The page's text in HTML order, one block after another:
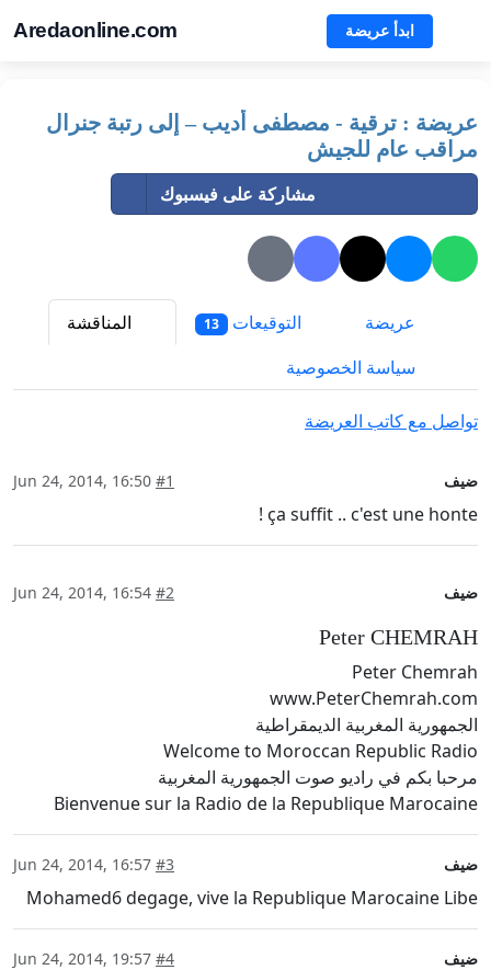
Aredaonline.com ابدأ عريضة
عريضة : ترقية - مصطفى أديب – إلى رتبة جنرال
مراقب عام للجيش
مشاركة على فيسبوك
عريضة التوقيعات 13
المناقشة
سياسة الخصوصية
تواصل مع كاتب العريضة
ضيف #1
ça suffit .. c'est une honte !
ضيف #2
Peter CHEMRAH
Peter Chemrah
www.PeterChemrah.com
الجمهورية المغربية الديمقراطية
Welcome to Moroccan Republic Radio
مرحبا بكم في راديو صوت الجمهورية المغربية
Bienvenue sur la Radio de la Republique Marocaine
ضيف #3
Mohamed6 degage, vive la Republique Marocaine Libe
ضيف #4